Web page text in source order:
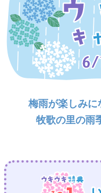
梅雨が楽しみに
牧歌の里の雨